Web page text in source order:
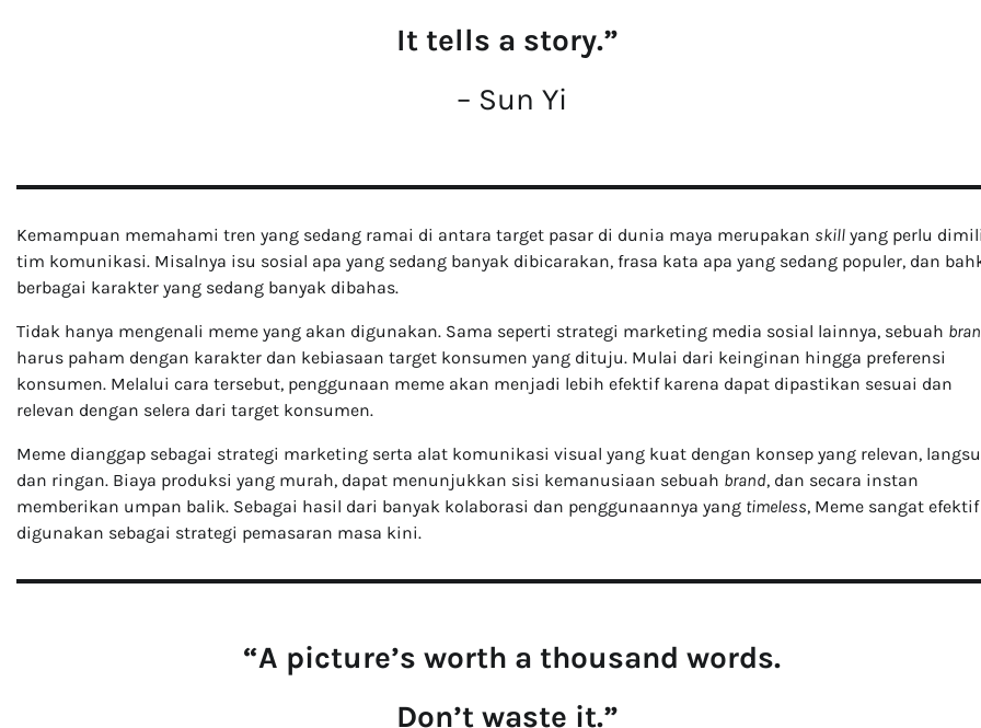
It tells a story.”
– Sun Yi
Kemampuan memahami tren yang sedang ramai di antara target pasar di dunia maya merupakan skill yang perlu
tim komunikasi. Misalnya isu sosial apa yang sedang banyak dibicarakan, frasa kata apa yang sedang populer, dan
berbagai karakter yang sedang banyak dibahas.
Tidak hanya mengenali meme yang akan digunakan. Sama seperti strategi marketing media sosial lainnya, sebuah
harus paham dengan karakter dan kebiasaan target konsumen yang dituju. Mulai dari keinginan hingga preferensi
konsumen. Melalui cara tersebut, penggunaan meme akan menjadi lebih efektif karena dapat dipastikan sesuai dan
relevan dengan selera dari target konsumen.
Meme dianggap sebagai strategi marketing serta alat komunikasi visual yang kuat dengan konsep yang relevan,
dan ringan. Biaya produksi yang murah, dapat menunjukkan sisi kemanusiaan sebuah brand, dan secara instan
memberikan umpan balik. Sebagai hasil dari banyak kolaborasi dan penggunaannya yang timeless, Meme sangat efektif
digunakan sebagai strategi pemasaran masa kini.
“A picture’s worth a thousand words.
Don’t waste it.”